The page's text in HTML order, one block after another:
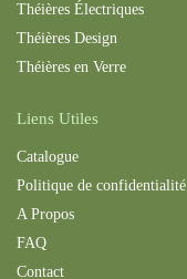
Théières Électriques
Théières Design
Théières en Verre
Liens Utiles
Catalogue
Politique de confidentialité
A Propos
FAQ
Contact